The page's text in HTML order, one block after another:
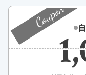
Coupon